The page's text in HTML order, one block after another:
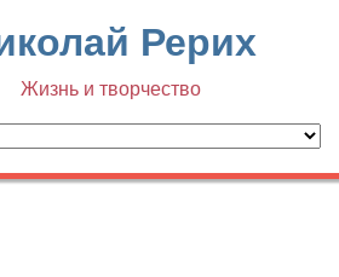
Рерих
Жизнь и творчество